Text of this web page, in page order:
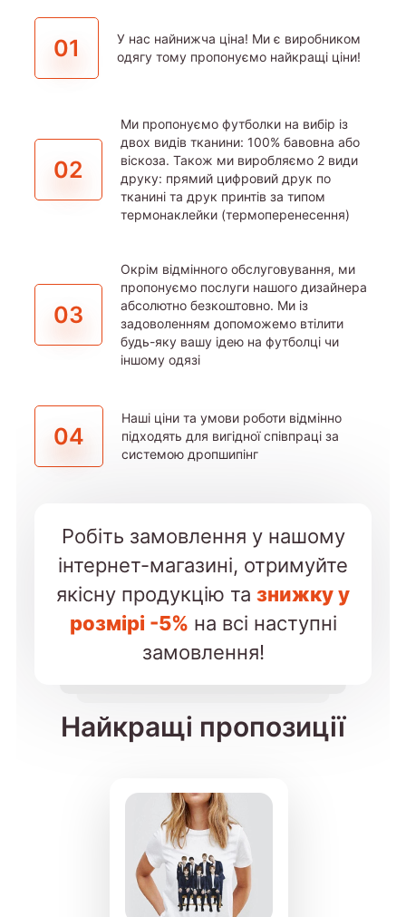
01
У нас найнижча ціна! Ми є виробником
одягу тому пропонуємо найкращі ціни!
02
Ми пропонуємо футболки на вибір із
двох видів тканини: 100% бавовна або
віскоза. Також ми виробляємо 2 види
друку: прямий цифровий друк по
тканині та друк принтів за типом
термонаклейки (термоперенесення)
03
Окрім відмінного обслуговування, ми
пропонуємо послуги нашого дизайнера
абсолютно безкоштовно. Ми із
задоволенням допоможемо втілити
будь-яку вашу ідею на футболці чи
іншому одязі
04
Наші ціни та умови роботи відмінно
підходять для вигідної співпраці за
системою дропшипінг
Робіть замовлення у нашому
інтернет-магазині, отримуйте
якісну продукцію та знижку у
розмірі -5% на всі наступні
замовлення!
Найкращі пропозиції